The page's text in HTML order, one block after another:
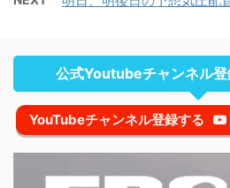
公式Youtubeチャンネル登
YouTubeチャンネル登録する